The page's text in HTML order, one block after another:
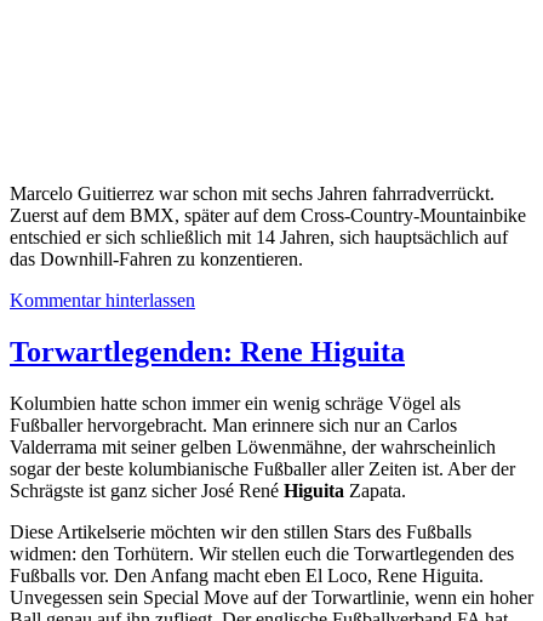
Marcelo Guitierrez war schon mit sechs Jahren fahrradverrückt.
Zuerst auf dem BMX, später auf dem Cross-Country-Mountainbike
entschied er sich schließlich mit 14 Jahren, sich hauptsächlich auf
das Downhill-Fahren zu konzentieren.
Kommentar hinterlassen
Torwartlegenden: Rene Higuita
Kolumbien hatte schon immer ein wenig schräge Vögel als
Fußballer hervorgebracht. Man erinnere sich nur an Carlos
Valderrama mit seiner gelben Löwenmähne, der wahrscheinlich
sogar der beste kolumbianische Fußballer aller Zeiten ist. Aber der
Schrägste ist ganz sicher José René Higuita Zapata.
Diese Artikelserie möchten wir den stillen Stars des Fußballs
widmen: den Torhütern. Wir stellen euch die Torwartlegenden des
Fußballs vor. Den Anfang macht eben El Loco, Rene Higuita.
Unvegessen sein Special Move auf der Torwartlinie, wenn ein hoher